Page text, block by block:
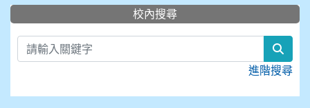
::: 校內搜尋
進階搜尋